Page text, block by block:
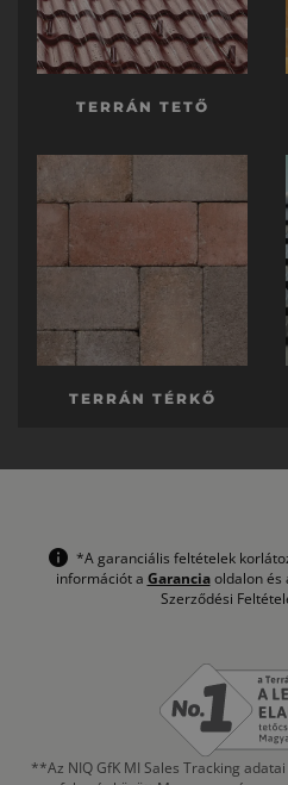
TERRÁN TETŐ
TERRÁN TÉRKŐ
*A garanciális feltételek
információt a Garanciaoldalon és
Szerződési
**Az NIQ GfK MI Sales Tracking